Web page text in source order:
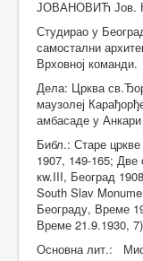
ЈОВАНОВИЋ Јов.
Студирао у
самостални
Врховној команди.
Дела: Црква
маузолеј
амбасаде у
Библ.: Старе
1907, 149-165; Две
кw.III, Београд
South Slav
Београду, Време
Време 21.9.1930,
Основна лит.: